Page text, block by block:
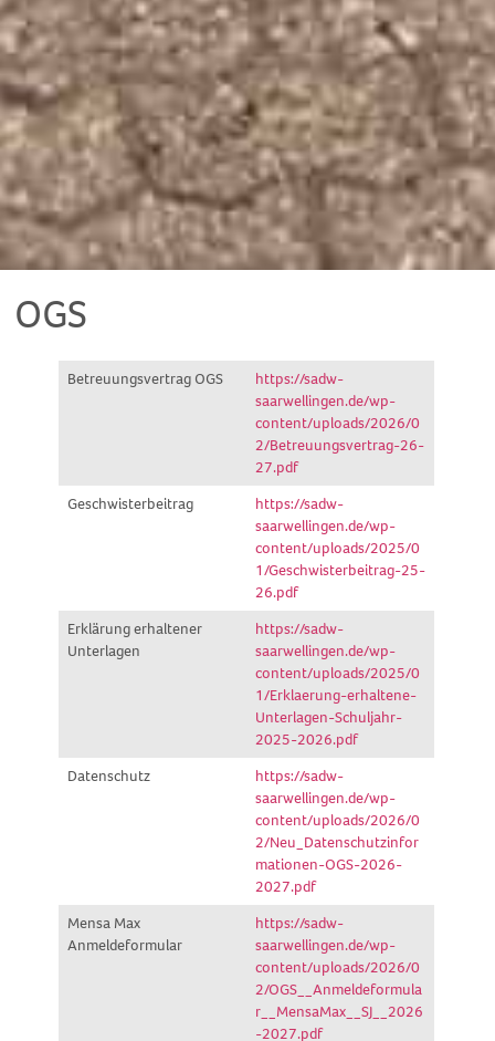
OGS
Betreuungsvertrag OGS
https://sadw-
saarwellingen.de/wp-
content/uploads/2026/0
2/Betreuungsvertrag-26-
27.pdf
Geschwisterbeitrag
https://sadw-
saarwellingen.de/wp-
content/uploads/2025/0
1/Geschwisterbeitrag-25-
26.pdf
Erklärung erhaltener
Unterlagen
https://sadw-
saarwellingen.de/wp-
content/uploads/2025/0
1/Erklaerung-erhaltene-
Unterlagen-Schuljahr-
2025-2026.pdf
Datenschutz
https://sadw-
saarwellingen.de/wp-
content/uploads/2026/0
2/Neu_Datenschutzinfor
mationen-OGS-2026-
2027.pdf
Mensa Max
Anmeldeformular
https://sadw-
saarwellingen.de/wp-
content/uploads/2026/0
2/OGS__Anmeldeformula
r__MensaMax__SJ__2026
-2027.pdf